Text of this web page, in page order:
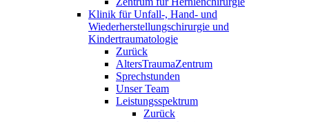
Klinik für Unfall-, Hand- und
Wiederherstellungschirurgie und
Kindertraumatologie
Zurück
AltersTraumaZentrum
Sprechstunden
Unser Team
Leistungsspektrum
Zurück